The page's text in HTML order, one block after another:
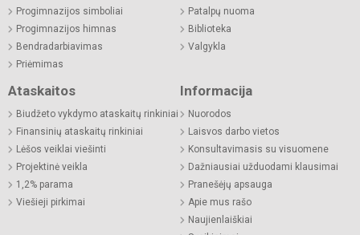
Progimnazijos simboliai
Progimnazijos himnas
Bendradarbiavimas
Priėmimas
Patalpų nuoma
Biblioteka
Valgykla
Ataskaitos
Biudžeto vykdymo ataskaitų rinkiniai
Finansinių ataskaitų rinkiniai
Lėšos veiklai viešinti
Projektinė veikla
1,2% parama
Viešieji pirkimai
Informacija
Nuorodos
Laisvos darbo vietos
Konsultavimasis su visuomene
Dažniausiai užduodami klausimai
Pranešėjų apsauga
Apie mus rašo
Naujienlaiškiai